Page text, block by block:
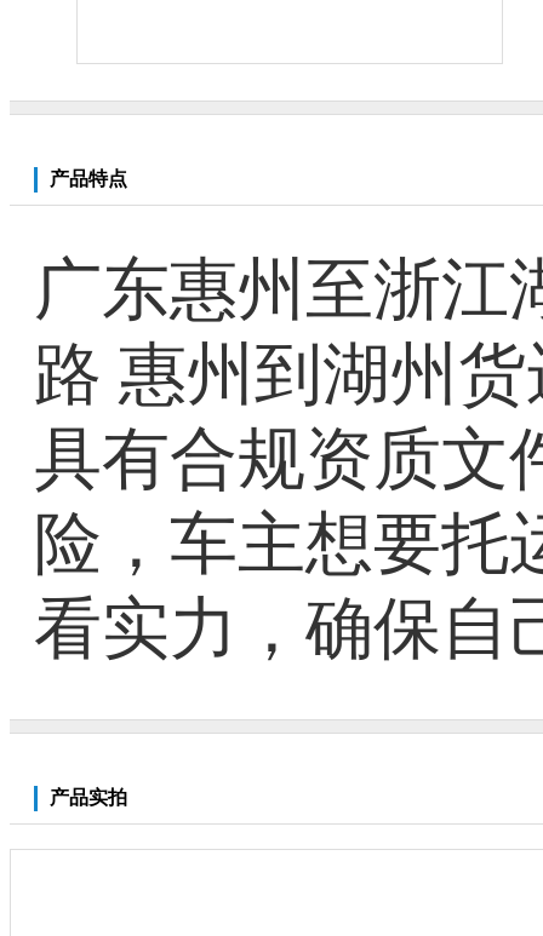
产品特点
广东惠州至浙江
路 惠州到湖州
具有合规资质文
险，车主想要托
看实力，确保自
产品实拍